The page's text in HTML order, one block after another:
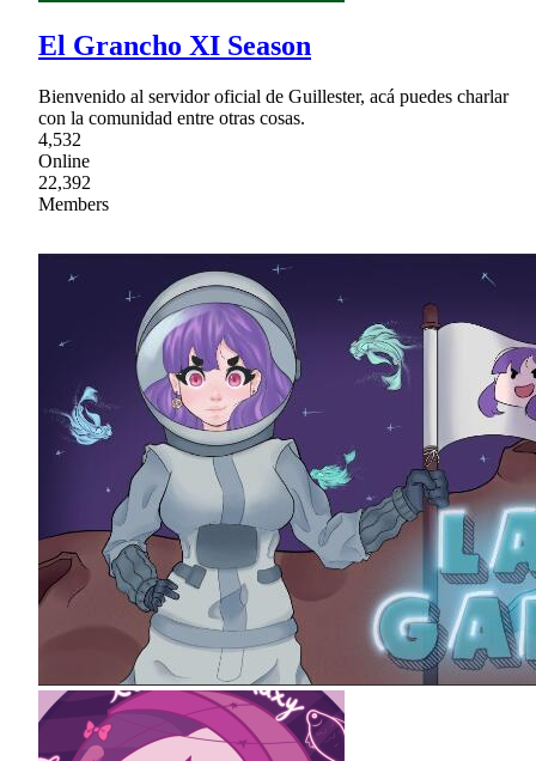
El Grancho XI Season
Bienvenido al servidor oficial de Guillester, acá puedes charlar
con la comunidad entre otras cosas.
4,532
Online
22,392
Members